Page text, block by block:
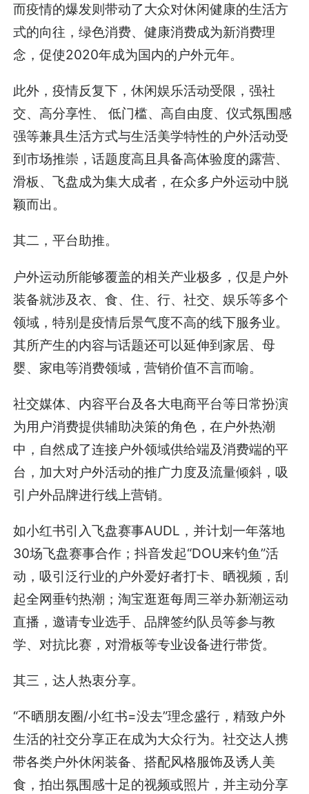
而疫情的爆发则带动了大众对休闲健康的生活方
式的向往，绿色消费、健康消费成为新消费理
念，促使2020年成为国内的户外元年。
此外，疫情反复下，休闲娱乐活动受限，强社
交、高分享性、 低门槛、高自由度、仪式氛围感
强等兼具生活方式与生活美学特性的户外活动受
到市场推崇，话题度高且具备高体验度的露营、
滑板、飞盘成为集大成者，在众多户外运动中脱
颖而出。
其二，平台助推。
户外运动所能够覆盖的相关产业极多，仅是户外
装备就涉及衣、食、住、行、社交、娱乐等多个
领域，特别是疫情后景气度不高的线下服务业。
其所产生的内容与话题还可以延伸到家居、母
婴、家电等消费领域，营销价值不言而喻。
社交媒体、内容平台及各大电商平台等日常扮演
为用户消费提供辅助决策的角色，在户外热潮
中，自然成了连接户外领域供给端及消费端的平
台，加大对户外活动的推广力度及流量倾斜，吸
引户外品牌进行线上营销。
如小红书引入飞盘赛事AUDL，并计划一年落地
30场飞盘赛事合作；抖音发起“DOU来钓鱼”活
动，吸引泛行业的户外爱好者打卡、晒视频，刮
起全网垂钓热潮；淘宝逛逛每周三举办新潮运动
直播，邀请专业选手、品牌签约队员等参与教
学、对抗比赛，对滑板等专业设备进行带货。
其三，达人热衷分享。
“不晒朋友圈/小红书=没去”理念盛行，精致户外
生活的社交分享正在成为大众行为。社交达人携
带各类户外休闲装备、搭配风格服饰及诱人美
食，拍出氛围感十足的视频或照片，并主动分享